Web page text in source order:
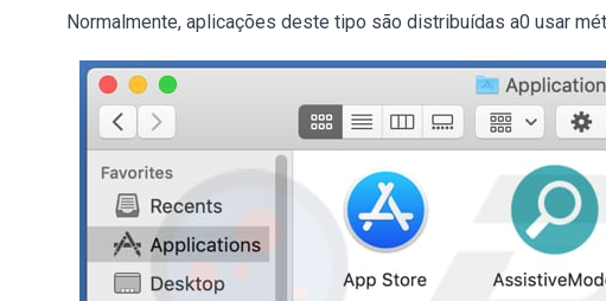
Normalmente, aplicações deste tipo são distribuídas a0 usar